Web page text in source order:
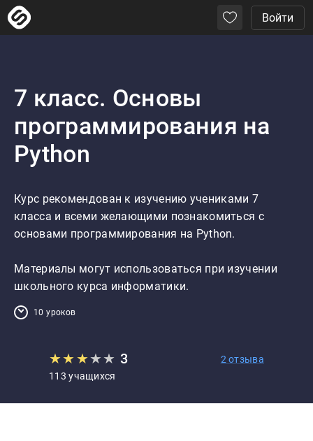
Войти
7 класс. Основы
программирования на
Python
Курс рекомендован к изучению учениками 7
класса и всеми желающими познакомиться с
основами программирования на Python.
Материалы могут использоваться при изучении
школьного курса информатики.
10 уроков
★★★★★ 3
2 отзыва
113 учащихся